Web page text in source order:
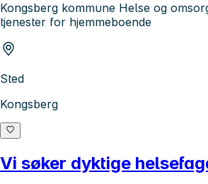
Kongsberg kommune Helse og
tjenester for hjemmeboende
Sted
Kongsberg
Vi søker dyktige